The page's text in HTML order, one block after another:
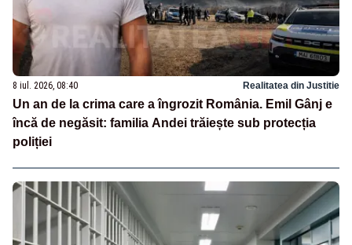
8 iul. 2026, 08:40 Realitatea din Justitie
Un an de la crima care a îngrozit România. Emil Gânj e
încă de negăsit: familia Andei trăiește sub protecția
poliției